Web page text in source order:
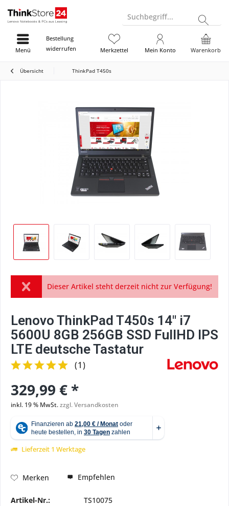
Suchbegriff...
Bestellung
widerrufen
Warenkorb
Merkzettel Mein Konto
Menü
Übersicht ThinkPad T450s
Dieser Artikel steht derzeit nicht zur Verfügung!
Lenovo ThinkPad T450s 14" i7
5600U 8GB 256GB SSD FullHD IPS
LTE deutsche Tastatur
(1)
329,99 € *
inkl. 19 % MwSt.zzgl. Versandkosten
Lieferzeit 1 Werktage
Merken Empfehlen
Artikel-Nr.: TS10075